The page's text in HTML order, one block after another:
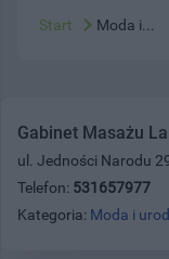
Start Moda i...
Gabinet Masażu
ul. Jedności Narodu
Telefon: 531657977
Kategoria: Moda i